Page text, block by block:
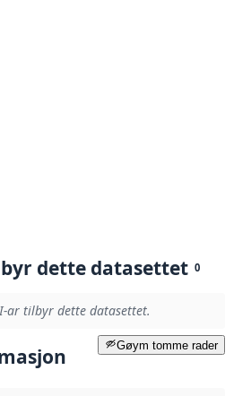
dette datasettet 0
ar tilbyr dette datasettet.
Gøym tomme rader